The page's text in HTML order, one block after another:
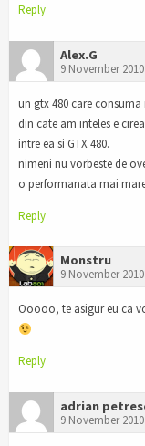
Reply
Alex.G
9 November 2010
un gtx 480 care
din cate am inteles e
intre ea si GTX 480.
nimeni nu vorbeste de
o performanata mai
Reply
Monstru
9 November 2010
Ooooo, te asigur eu ca
Reply
adrian
9 November 2010